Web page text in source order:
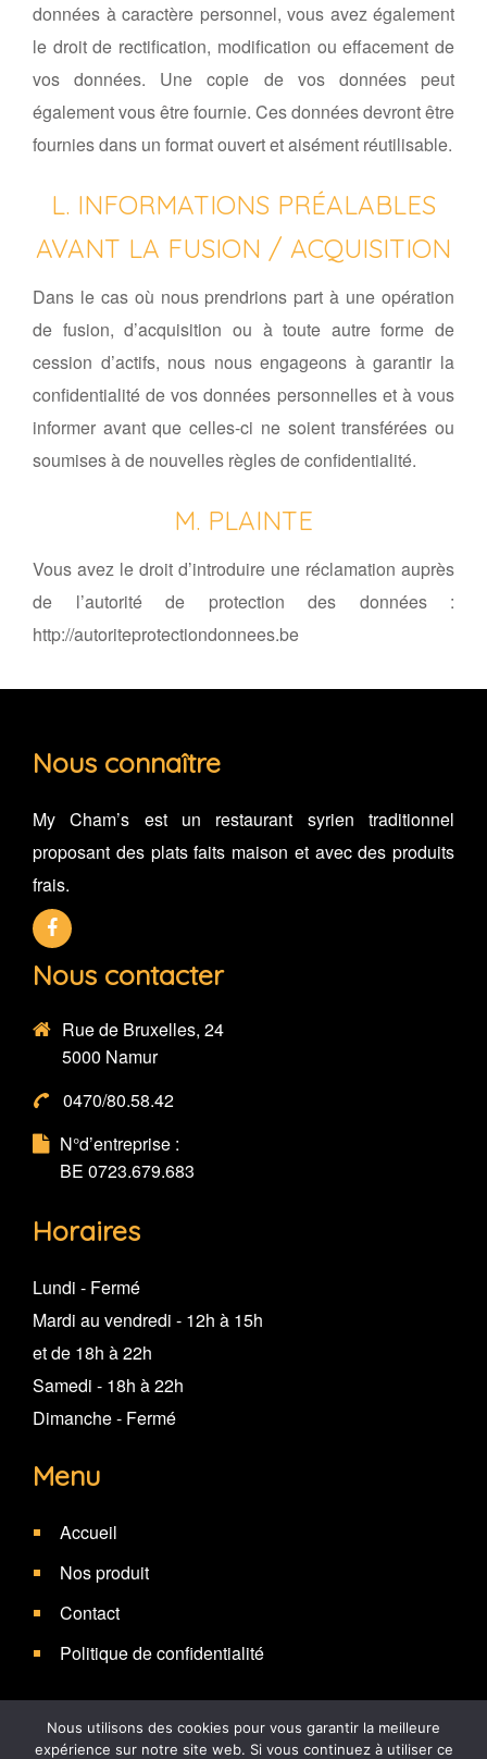
données à caractère personnel, vous avez également
le droit de rectification, modification ou effacement de
vos données. Une copie de vos données peut
également vous être fournie. Ces données devront être
fournies dans un format ouvert et aisément réutilisable.
L. INFORMATIONS PRÉALABLES
AVANT LA FUSION / ACQUISITION
Dans le cas où nous prendrions part à une opération
de fusion, d’acquisition ou à toute autre forme de
cession d’actifs, nous nous engageons à garantir la
confidentialité de vos données personnelles et à vous
informer avant que celles-ci ne soient transférées ou
soumises à de nouvelles règles de confidentialité.
M. PLAINTE
Vous avez le droit d’introduire une réclamation auprès
de l’autorité de protection des données :
http://autoriteprotectiondonnees.be
Nous connaître
My Cham’s est un restaurant syrien traditionnel
proposant des plats faits maison et avec des produits
frais.
Nous contacter
Rue de Bruxelles, 24
5000 Namur
0470/80.58.42
N°d’entreprise :
BE 0723.679.683
Horaires
Lundi - Fermé
Mardi au vendredi - 12h à 15h
et de 18h à 22h
Samedi - 18h à 22h
Dimanche - Fermé
Menu
Accueil
Nos produit
Contact
Politique de confidentialité
Nous utilisons des cookies pour vous garantir la meilleure
expérience sur notre site web. Si vous continuez à utiliser ce